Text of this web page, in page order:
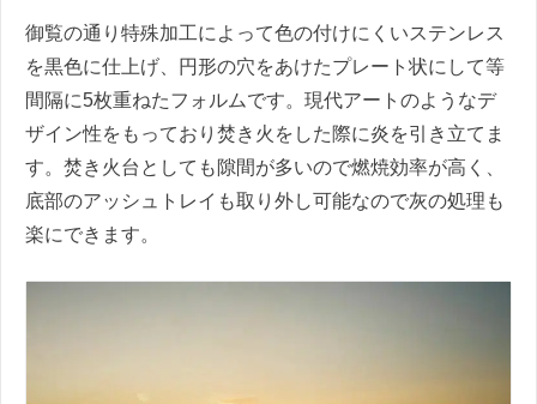
御覧の通り特殊加工によって色の付けにくいステンレス
を黒色に仕上げ、円形の穴をあけたプレート状にして等
間隔に5枚重ねたフォルムです。現代アートのようなデ
ザイン性をもっており焚き火をした際に炎を引き立てま
す。焚き火台としても隙間が多いので燃焼効率が高く、
底部のアッシュトレイも取り外し可能なので灰の処理も
楽にできます。